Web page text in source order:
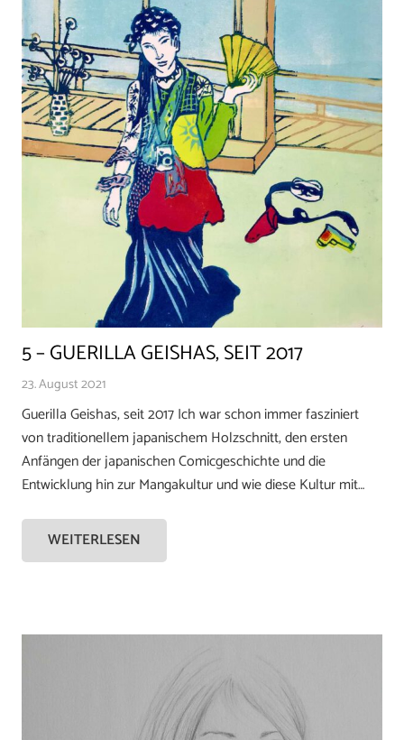
5 – GUERILLA GEISHAS, SEIT 2017
23. August 2021
Guerilla Geishas, seit 2017 Ich war schon immer fasziniert
von traditionellem japanischem Holzschnitt, den ersten
Anfängen der japanischen Comicgeschichte und die
Entwicklung hin zur Mangakultur und wie diese Kultur mit…
WEITERLESEN